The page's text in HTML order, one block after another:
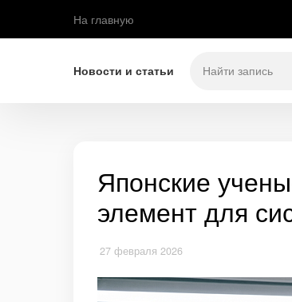
На главную
Новости и статьи
Японские
элемент для
27 февраля 2026